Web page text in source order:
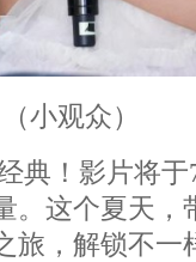
（小观众）
典！影片将
。这个夏天，
旅，解锁不一